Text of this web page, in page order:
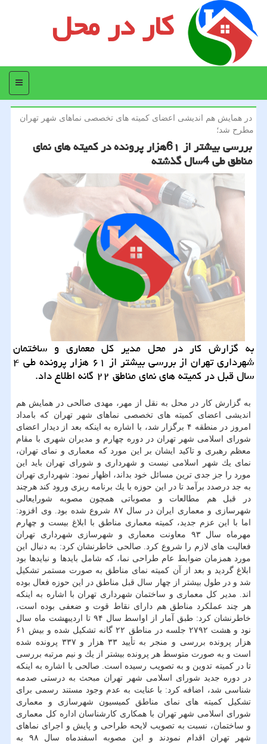
کار در محل
منو
در همایش هم اندیشی اعضای كمیته های تخصصی نماهای شهر تهران
مطرح شد؛
بررسی بیشتر از 6۱هزار پرونده در كمیته های نمای
مناطق طی 4سال گذشته
به گزارش كار در محل مدیر كل معماری و ساختمان
شهرداری تهران از بررسی بیشتر از ۶۱ هزار پرونده طی ۴
سال قبل در كمیته های نمای مناطق ۲۲ گانه اطلاع داد.
به گزارش كار در محل به نقل از مهر، مهدی صالحی در همایش هم
اندیشی اعضای كمیته های تخصصی نماهای شهر تهران كه بامداد
امروز در منطقه ۴ برگزار شد، با اشاره به اینكه بعد از دیدار اعضای
شورای اسلامی شهر تهران در دوره چهارم و مدیران شهری با مقام
معظم رهبری و تاكید ایشان بر این مورد كه معماری و نمای تهران،
نمای یك شهر اسلامی نیست و شهرداری و شورای تهران باید این
مورد را جز جدی ترین مسائل خود بداند، اظهار نمود: شهرداری تهران
به جد درصدد برآمد تا در این حوزه با یك برنامه ریزی ورود كند هرچند
در قبل هم مطالعات و مصوباتی همچون مصوبه شورایعالی
شهرسازی و معماری ایران در سال ۸۷ شروع شده بود. وی افزود:
اما با این عزم جدید، كمیته معماری مناطق با ابلاغ بیست و چهارم
مهرماه سال ۹۳ معاونت معماری و شهرسازی شهرداری تهران
فعالیت های لازم را شروع كرد. صالحی خاطرنشان كرد: به دنبال این
مورد همزمان ضوابط عام طراحی نما، كه شامل بایدها و نبایدها بود
ابلاغ گردید و بعد از آن كمیته نمای مناطق به صورت مستمر تشكیل
شد و در طول بیشتر از چهار سال قبل مناطق در این حوزه فعال بوده
اند. مدیر كل معماری و ساختمان شهرداری تهران با اشاره به اینكه
هر چند عملكرد مناطق هم دارای نقاط قوت و ضعفی بوده است،
خاطرنشان كرد: طبق آمار از اواسط سال ۹۴ تا اردیبهشت ماه سال
نود و هشت ۲۷۹۲ جلسه در مناطق ۲۲ گانه تشكیل شده و بیش ۶۱
هزار پرونده بررسی و منجر به تأیید ۳۳ هزار و ۳۳۷ پرونده شده
است و به صورت متوسط هر پرونده بیشتر از یك و نیم مرتبه بررسی
تا در كمیته تدوین و به تصویب رسیده است. صالحی با اشاره به اینكه
در دوره جدید شورای اسلامی شهر تهران مبحث به درستی صدمه
شناسی شد، اضافه كرد: با عنایت به عدم وجود مستند رسمی برای
تشكیل كمیته های نمای مناطق كمیسیون شهرسازی و معماری
شورای اسلامی شهر تهران با همكاری كارشناسان اداره كل معماری
و ساختمان، نسبت به تصویب لایحه طراحی و پایش و اجرای نماهای
شهر تهران اقدام نمودند و این مصوبه اسفندماه سال ۹۸ به